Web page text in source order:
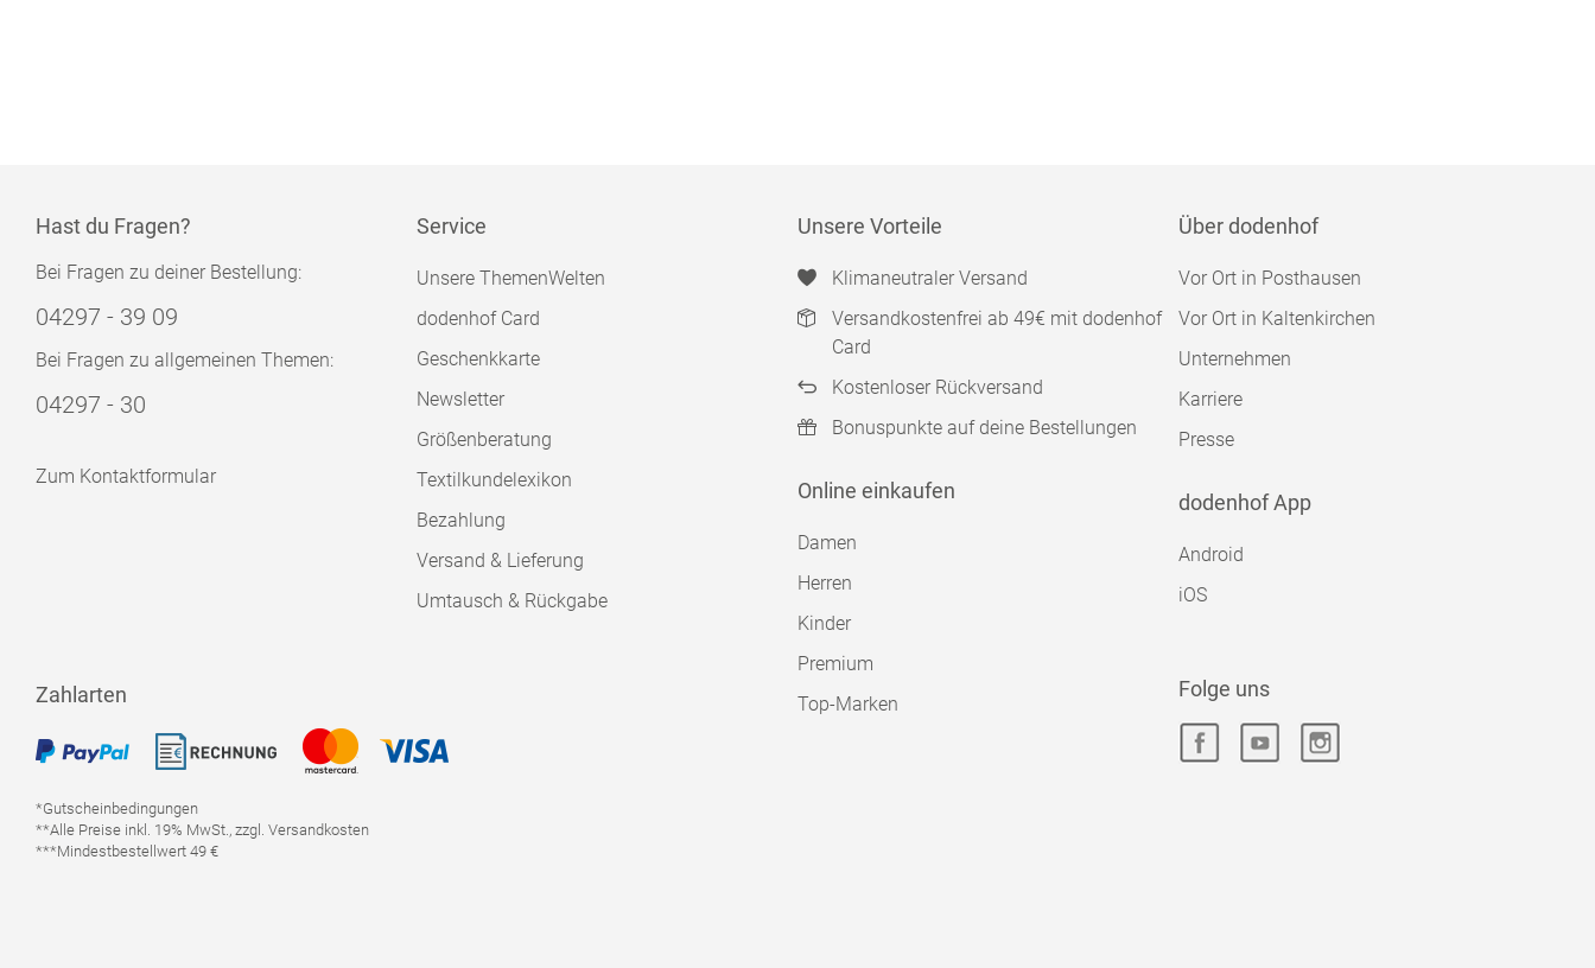
Hast du Fragen?
Bei Fragen zu deiner Bestellung:
04297 - 39 09
Bei Fragen zu allgemeinen Themen:
04297 - 30
Zum Kontaktformular
Service
Unsere ThemenWelten
dodenhof Card
Geschenkkarte
Newsletter
Größenberatung
Textilkundelexikon
Bezahlung
Versand & Lieferung
Umtausch & Rückgabe
Unsere Vorteile
Klimaneutraler Versand
Versandkostenfrei ab 49€ mit dodenhof
Card
Kostenloser Rückversand
Bonuspunkte auf deine Bestellungen
Online einkaufen
Damen
Herren
Kinder
Premium
Top-Marken
Über dodenhof
Vor Ort in Posthausen
Vor Ort in Kaltenkirchen
Unternehmen
Karriere
Presse
dodenhof App
Android
iOS
Zahlarten
*Gutscheinbedingungen
**Alle Preise inkl. 19% MwSt., zzgl. Versandkosten
***Mindestbestellwert 49 €
Folge uns